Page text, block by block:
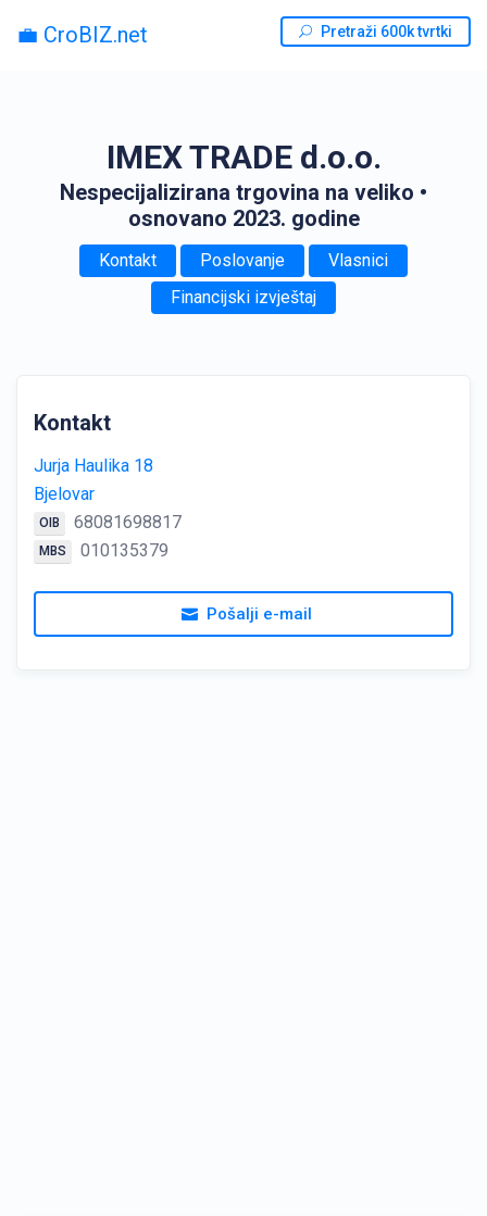
💼 CroBIZ.net Pretraži 600k tvrtki
IMEX TRADE d.o.o.
Nespecijalizirana trgovina na veliko •
osnovano 2023. godine
Kontakt Poslovanje
Vlasnici
Financijski izvještaj
Kontakt
Jurja Haulika 18
Bjelovar
OIB 68081698817
MBS 010135379
Pošalji e-mail